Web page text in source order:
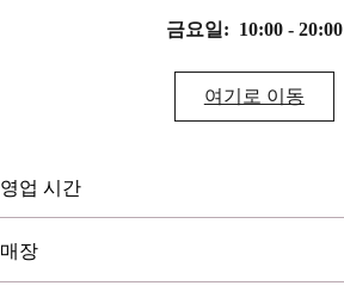
금요일: 10:00 - 20:00
여기로 이동
영업 시간
매장